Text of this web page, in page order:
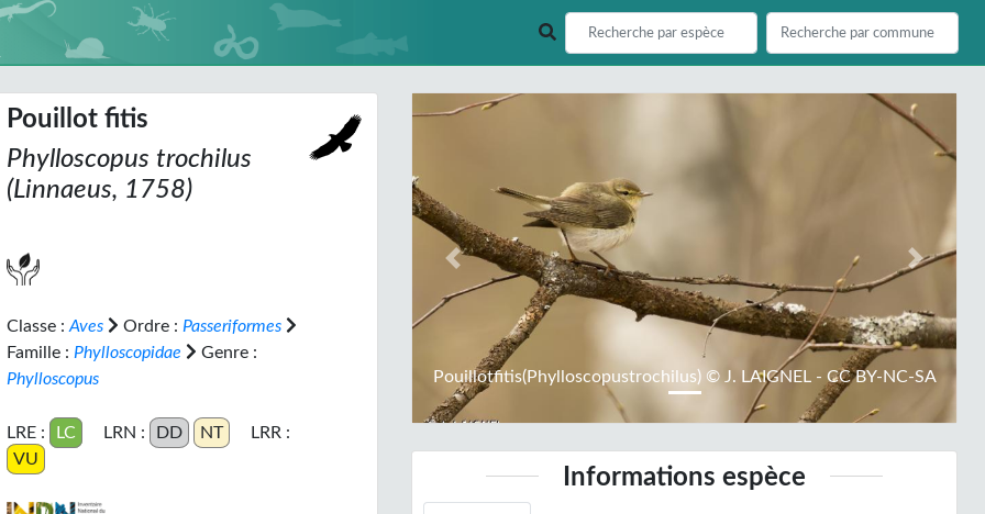
Pouillot fitis
Phylloscopus trochilus
(Linnaeus, 1758)
Classe : Aves Ordre : Passeriformes
Famille : Phylloscopidae
Genre :
Phylloscopus
LRE : LC LRN : DD NT
LRR :
VU
Pouillotfitis(Phylloscopustrochilus) © J. LAIGNEL - CC BY-NC-SA
Previous Next
Informations espèce